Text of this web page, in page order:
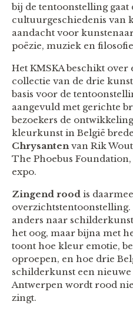
bij de tentoonstelling gaat
cultuurgeschiedenis van
aandacht voor
poëzie, muziek en
Het KMSKA beschikt
collectie van de drie
basis voor de
aangevuld met gerichte
bezoekers de
kleurkunst in België
Chrysanten van Rik
The Phoebus
expo.
Zingend rood is
anders naar
het oog, maar bijna met
toont hoe kleur emotie,
oproepen, en hoe drie
schilderkunst een
Antwerpen wordt rood
zingt.